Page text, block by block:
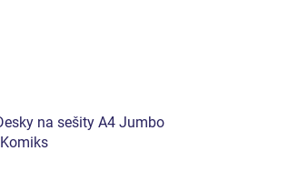
na sešity A4 Jumbo